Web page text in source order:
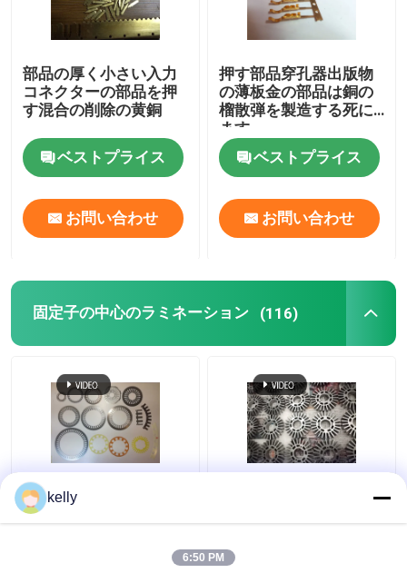
部品の厚く小さい入力
コネクターの部品を押
す混合の削除の黄銅
ベストプライス
お問い合わせ
押す部品穿孔器出版物
の薄板金の部品は銅の
榴散弾を製造する死に
ます
ベストプライス
お問い合わせ
固定子の中心のラミネーション (116)
自動連結の電気鋼鉄ラ
ミネーション、薄板に
かみ合わせたラミネー
の進歩的な押すダイス
kelly
6:50 PM